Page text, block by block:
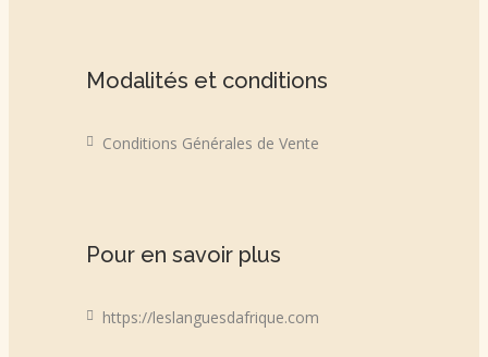
Modalités et conditions
Conditions Générales de Vente
Pour en savoir plus
https://leslanguesdafrique.com